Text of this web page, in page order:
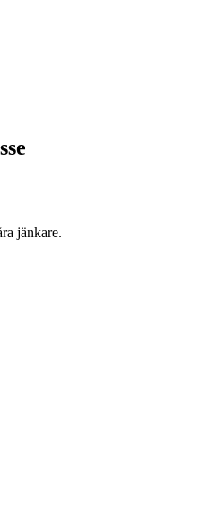
jänkare.